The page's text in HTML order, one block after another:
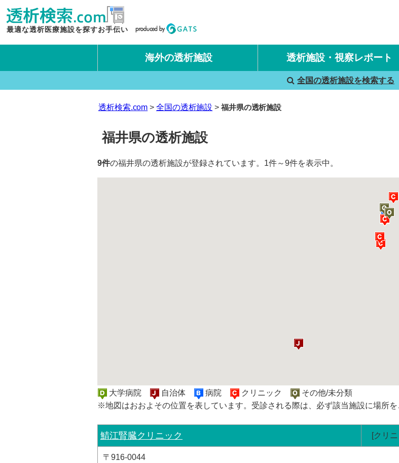
最適な透析医療施設を探すお手伝い
海外の透析施設 透析施設・視察レポート
国内旅行透析レポート
海外旅行透析レポート
全国の透析施設を検索する
透析検索.com 全国の透析施設 福井県の透析施設
福井県の透析施設
9件の福井県の透析施設が登録されています。1件～9件を表示中。
大学病院 自治体 病院 クリニック
その他/未分類
※地図はおおよその位置を表しています。受診される際は、必ず該当施設に場所を
鯖江腎臓クリニック [クリ
〒916-0044